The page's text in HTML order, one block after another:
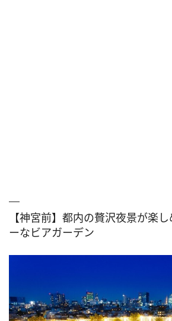
【神宮前】都内の贅沢夜景が楽
ーなビアガーデン